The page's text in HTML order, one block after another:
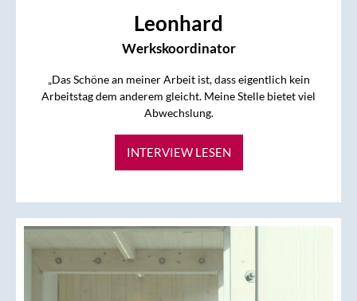
Leonhard
Werkskoordinator
„Das Schöne an meiner Arbeit ist, dass eigentlich kein
Arbeitstag dem anderem gleicht. Meine Stelle bietet viel
Abwechslung.
INTERVIEW LESEN